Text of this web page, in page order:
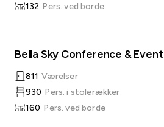
132 Pers. ved borde
Bella Sky Conference & Event
811 Værelser
930 Pers. i stolerækker
160 Pers. ved borde